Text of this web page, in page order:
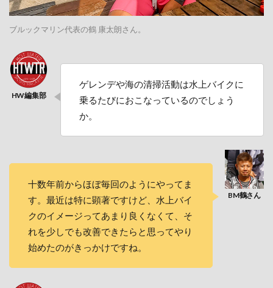
ブルックマリン代表の鶴 康太朗さん。
ゲレンデや海の清掃活動は水上バイクに
乗るたびにおこなっているのでしょう
か。
十数年前からほぼ毎回のようにやってま
す。最近は特に顕著ですけど、水上バイ
クのイメージってあまり良くなくて、そ
れを少しでも改善できたらと思ってやり
始めたのがきっかけですね。